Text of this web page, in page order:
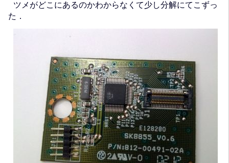
ツメがどこにあるのかわからなくて少し分解にてこずっ
た．